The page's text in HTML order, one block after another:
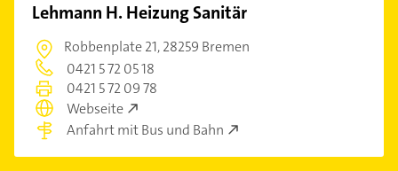
Lehmann H. Heizung Sanitär
Robbenplate 21,28259 Bremen
0421 5 72 05 18
0421 5 72 09 78
Webseite
Anfahrt mit Bus und Bahn